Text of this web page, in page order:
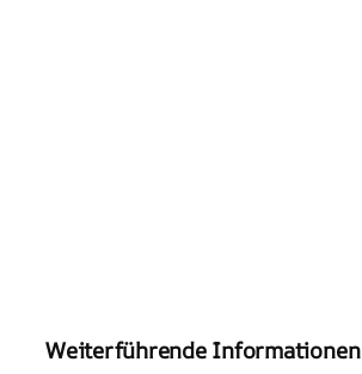
Weiterführende Informationen